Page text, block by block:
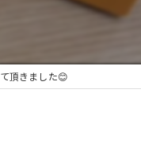
頂きました😊